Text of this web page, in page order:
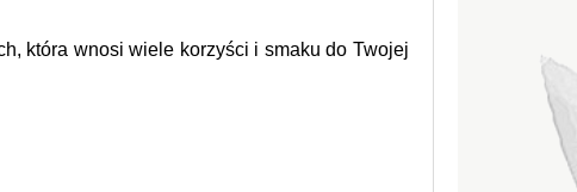
która wnosi wiele korzyści i smaku do Twojej